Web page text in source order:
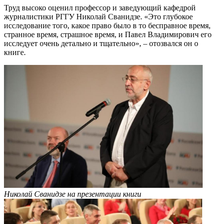
Труд высоко оценил профессор и заведующий кафедрой
журналистики РГГУ Николай Сванидзе. «Это глубокое
исследование того, какое право было в то бесправное время,
странное время, страшное время, и Павел Владимирович его
исследует очень детально и тщательно», – отозвался он о
книге.
Николай Сванидзе на презентации книги